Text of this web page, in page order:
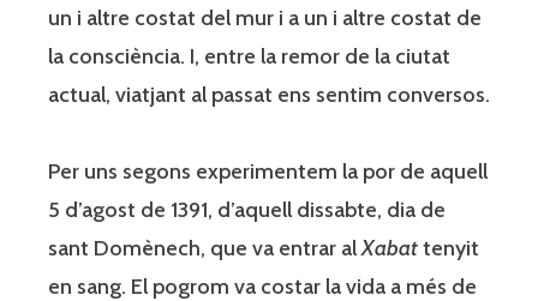
un i altre costat del mur i a un i altre costat de
la consciència. I, entre la remor de la ciutat
actual, viatjant al passat ens sentim conversos.
Per uns segons experimentem la por de aquell
5 d’agost de 1391, d’aquell dissabte, dia de
sant Domènech, que va entrar alXabattenyit
en sang. El pogrom va costar la vida a més de